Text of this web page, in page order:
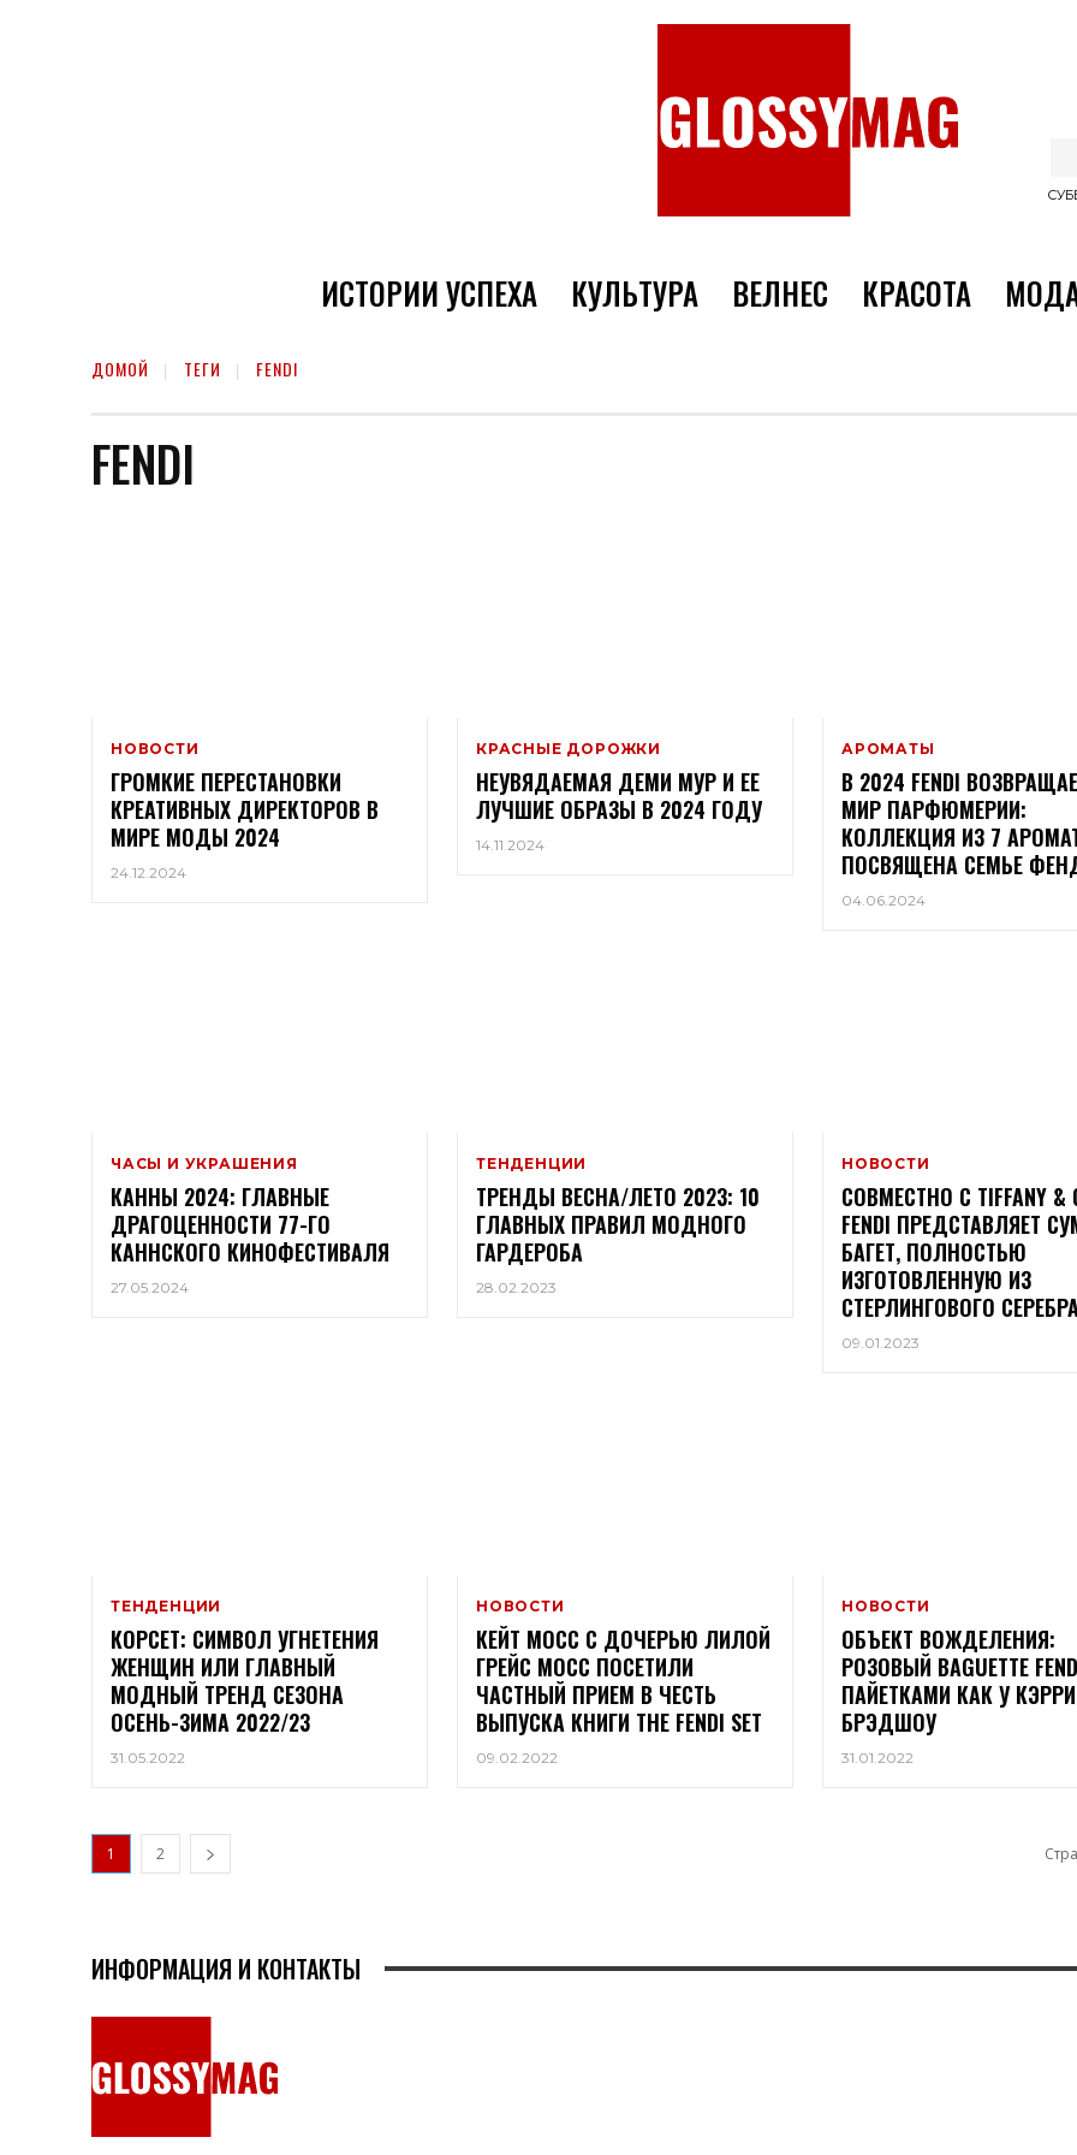
ИСТОРИИ УСПЕХА КУЛЬТУРА ВЕЛНЕС КРАСОТА
ДОМОЙ ТЕГИ FENDI
FENDI
НОВОСТИ
ГРОМКИЕ ПЕРЕСТАНОВКИ
КРЕАТИВНЫХ ДИРЕКТОРОВ В
МИРЕ МОДЫ 2024
24.12.2024
КРАСНЫЕ ДОРОЖКИ
НЕУВЯДАЕМАЯ ДЕМИ МУР И ЕЕ
ЛУЧШИЕ ОБРАЗЫ В 2024 ГОДУ
14.11.2024
АРОМАТЫ
В 2024 FENDI
МИР ПАРФЮМЕРИИ:
КОЛЛЕКЦИЯ ИЗ 7
ПОСВЯЩЕНА СЕМЬЕ
04.06.2024
ЧАСЫ И УКРАШЕНИЯ
КАННЫ 2024: ГЛАВНЫЕ
ДРАГОЦЕННОСТИ 77-ГО
КАННСКОГО КИНОФЕСТИВАЛЯ
27.05.2024
ТЕНДЕНЦИИ
ТРЕНДЫ ВЕСНА/ЛЕТО 2023: 10
ГЛАВНЫХ ПРАВИЛ МОДНОГО
ГАРДЕРОБА
28.02.2023
НОВОСТИ
СОВМЕСТНО С TIFFANY &
FENDI ПРЕДСТАВЛЯЕТ
БАГЕТ, ПОЛНОСТЬЮ
ИЗГОТОВЛЕННУЮ ИЗ
СТЕРЛИНГОВОГО
09.01.2023
ТЕНДЕНЦИИ
КОРСЕТ: СИМВОЛ УГНЕТЕНИЯ
ЖЕНЩИН ИЛИ ГЛАВНЫЙ
МОДНЫЙ ТРЕНД СЕЗОНА
ОСЕНЬ-ЗИМА 2022/23
31.05.2022
НОВОСТИ
КЕЙТ МОСС С ДОЧЕРЬЮ ЛИЛОЙ
ГРЕЙС МОСС ПОСЕТИЛИ
ЧАСТНЫЙ ПРИЕМ В ЧЕСТЬ
ВЫПУСКА КНИГИ THE FENDI SET
09.02.2022
НОВОСТИ
ОБЪЕКТ ВОЖДЕЛЕНИЯ:
РОЗОВЫЙ BAGUETTE
ПАЙЕТКАМИ КАК У КЭРРИ
БРЭДШОУ
31.01.2022
1 2
ИНФОРМАЦИЯ И КОНТАКТЫ